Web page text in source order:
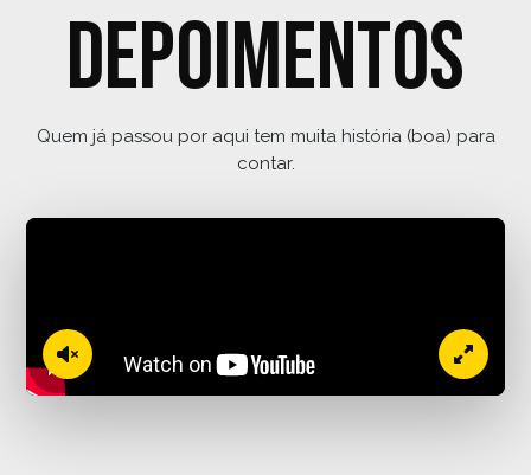
Depoimentos
Quem já passou por aqui tem muita história (boa) para
contar.